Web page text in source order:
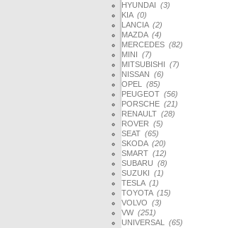
HYUNDAI (3)
KIA (0)
LANCIA (2)
MAZDA (4)
MERCEDES (82)
MINI (7)
MITSUBISHI (7)
NISSAN (6)
OPEL (85)
PEUGEOT (56)
PORSCHE (21)
RENAULT (28)
ROVER (5)
SEAT (65)
SKODA (20)
SMART (12)
SUBARU (8)
SUZUKI (1)
TESLA (1)
TOYOTA (15)
VOLVO (3)
VW (251)
UNIVERSAL (65)